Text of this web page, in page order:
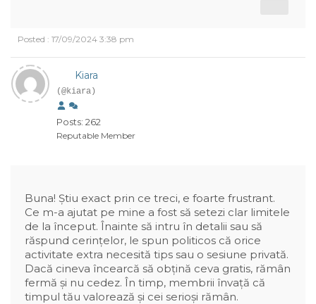
Posted : 17/09/2024 3:38 pm
Kiara
(@kiara)
Posts: 262
Reputable Member
Buna! Știu exact prin ce treci, e foarte frustrant.
Ce m-a ajutat pe mine a fost să setezi clar limitele
de la început. Înainte să intru în detalii sau să
răspund cerințelor, le spun politicos că orice
activitate extra necesită tips sau o sesiune privată.
Dacă cineva încearcă să obțină ceva gratis, rămân
fermă și nu cedez. În timp, membrii învață că
timpul tău valorează și cei serioși rămân.